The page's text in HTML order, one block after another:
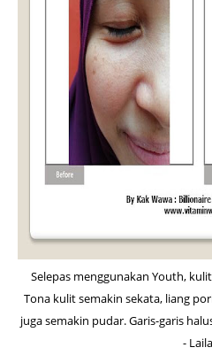
Selepas menggunakan Youth,
Tona kulit semakin sekata, liang
juga semakin pudar. Garis-garis
- Laila